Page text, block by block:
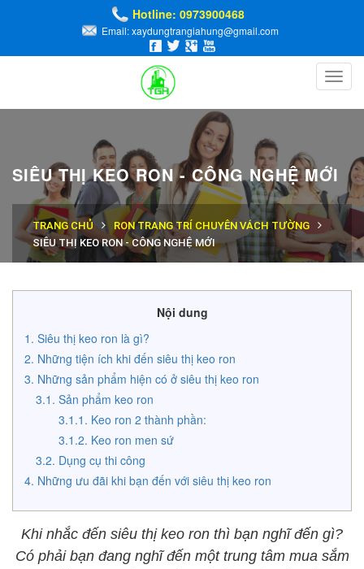
Hotline: 0973900468
Email: xaydungtrangiahung@gmail.com
SIÊU THỊ KEO RON - CÔNG NGHỆ MỚI
TRANG CHỦ
RON TRANG TRÍ CHUYÊN VÁCH TƯỜNG
SIÊU THỊ KEO RON - CÔNG NGHỆ MỚI
Nội dung
Siêu thị keo ron là gì?
Những tiện ích khi đến siêu thị keo ron
Những sản phẩm hiện có ở siêu thị keo ron
Sản phẩm keo ron
Keo ron 2 thành phần:
Keo ron men sứ
Dụng cụ thi công
Những ưu đãi khi bạn đến với siêu thị keo ron
Khi nhắc đến siêu thị keo ron thì bạn nghĩ đến gì?
Có phải bạn đang nghĩ đến một trung tâm mua sắm